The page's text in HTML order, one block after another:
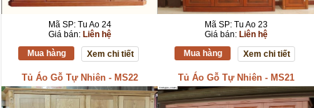
Mã SP: Tu Ao 24
Giá bán: Liên hệ
Mua hàng
Xem chi tiết
Mã SP: Tu Ao 23
Giá bán: Liên hệ
Mua hàng
Xem chi tiết
Tủ Áo Gỗ Tự Nhiên - MS22 Tủ Áo Gỗ Tự Nhiên - MS21